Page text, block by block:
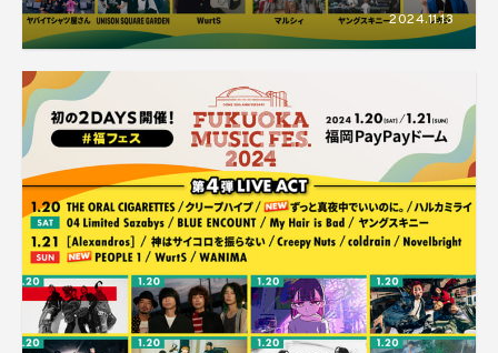
2024.11.13